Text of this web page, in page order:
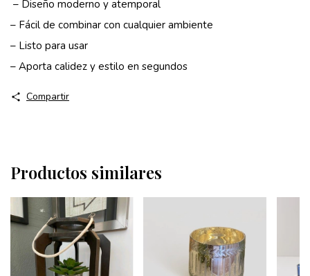
– Diseño moderno y atemporal
– Fácil de combinar con cualquier ambiente
– Listo para usar
– Aporta calidez y estilo en segundos
Compartir
Productos similares